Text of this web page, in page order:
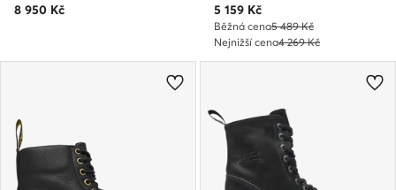
8 950 Kč
Aktuální cena
5 159 Kč
Běžná cena5 489 Kč
Nejnižší cena4 269 Kč